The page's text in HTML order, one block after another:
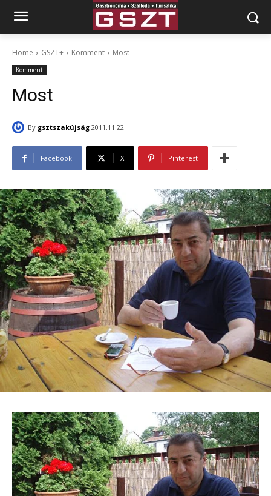
Home GSZT+ Komment Most
Komment
Most
By gsztszakújság 2011.11.22.
Facebook X Pinterest